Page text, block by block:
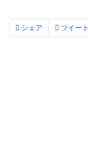
シェア ツイート